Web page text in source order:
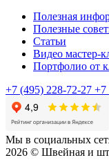
Полезная
Полезные
Статьи
Видео мастер-
Портфолио от
+7 (495) 228-72-27 +7
Мы в социальных
2026 © Швейная и